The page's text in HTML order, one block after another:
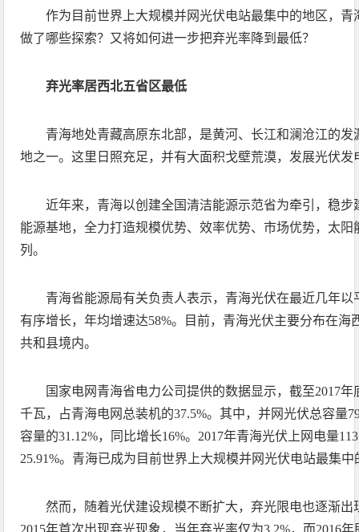
作为目前世界上大规模并网光伏电站最集中的地区，
做了哪些探索？又将如何进一步把弃光率降到最低？
弃光率居西北五省区最低
青海地处青藏高原东北部，是黄河、长江和澜沧江的发
地之一。这里日照充足，并有大面积戈壁荒漠，发展光伏
近年来，青海以创建全国清洁能源示范省为牵引，稳
能源基地，全力打造规模优势、效率优势、市场优势，太
列。
青海省能源局有关负责人表示，青海光伏在最近几年以
有序增长，年均增速达58%。目前，青海光伏主要分布在海
共和县境内。
国家电网青海省电力公司提供的数据显示，截至2017
千瓦，占青海电网总装机的37.5%。其中，并网光伏总容量
容量的31.12%，同比增长16%。2017年青海光伏上网电量
25.91%。青海已成为目前世界上大规模并网光伏电站最集中
然而，随着光伏建设规模不断扩大，弃光限电也逐渐
2015年首次出现弃光现象，当年弃光率仅为3.2%，而2016年